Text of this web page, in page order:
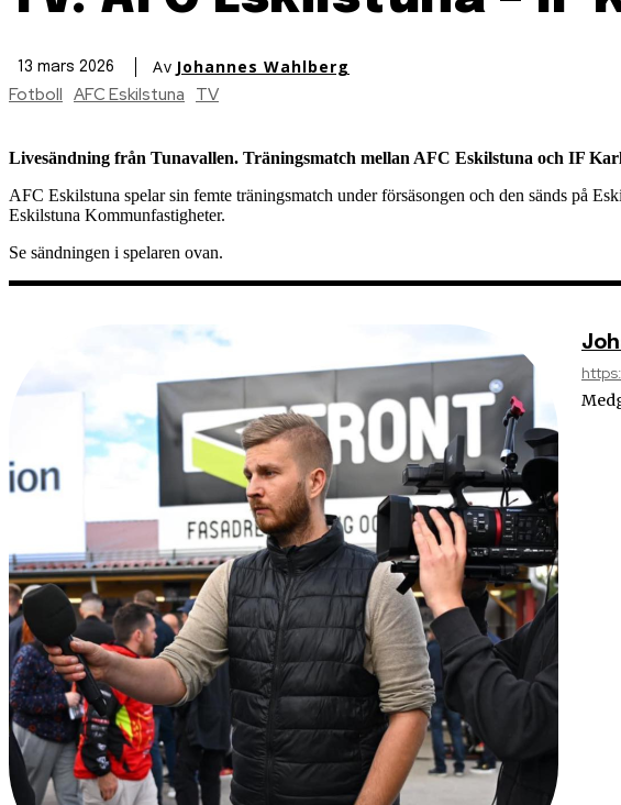
13 mars 2026 Av Johannes Wahlberg
Fotboll AFC Eskilstuna TV
Livesändning från Tunavallen. Träningsmatch mellan AFC Eskilstuna och IF
AFC Eskilstuna spelar sin femte träningsmatch under försäsongen och den sänds på
Eskilstuna Kommunfastigheter.
Se sändningen i spelaren ovan.